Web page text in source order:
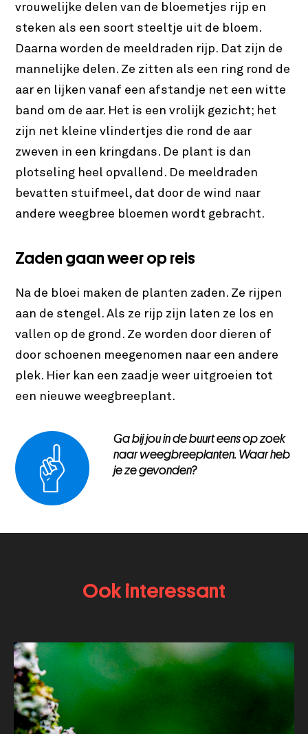
vrouwelijke delen van de bloemetjes rijp en
steken als een soort steeltje uit de bloem.
Daarna worden de meeldraden rijp. Dat zijn de
mannelijke delen. Ze zitten als een ring rond de
aar en lijken vanaf een afstandje net een witte
band om de aar. Het is een vrolijk gezicht; het
zijn net kleine vlindertjes die rond de aar
zweven in een kringdans. De plant is dan
plotseling heel opvallend. De meeldraden
bevatten stuifmeel, dat door de wind naar
andere weegbree bloemen wordt gebracht.
Zaden gaan weer op reis
Na de bloei maken de planten zaden. Ze rijpen
aan de stengel. Als ze rijp zijn laten ze los en
vallen op de grond. Ze worden door dieren of
door schoenen meegenomen naar een andere
plek. Hier kan een zaadje weer uitgroeien tot
een nieuwe weegbreeplant.
Ga bij jou in de buurt eens op zoek
naar weegbreeplanten. Waar heb
je ze gevonden?
Ook interessant